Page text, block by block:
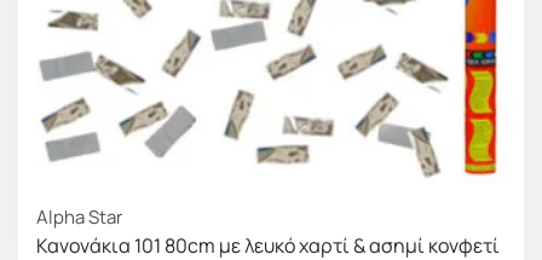
Alpha Star
Κανονάκια 101 80cm με λευκό χαρτί & ασημί κονφετί